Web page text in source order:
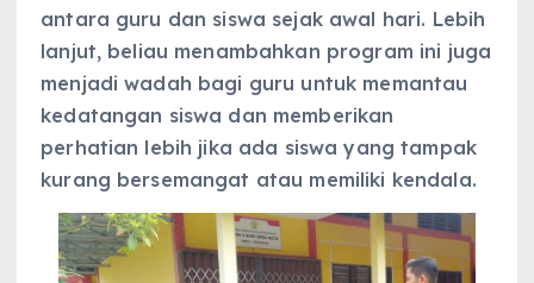
antara guru dan siswa sejak awal hari. Lebih
lanjut, beliau menambahkan program ini juga
menjadi wadah bagi guru untuk memantau
kedatangan siswa dan memberikan
perhatian lebih jika ada siswa yang tampak
kurang bersemangat atau memiliki kendala.